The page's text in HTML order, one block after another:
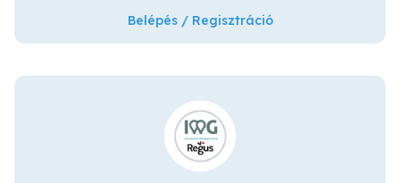
Belépés / Regisztráció